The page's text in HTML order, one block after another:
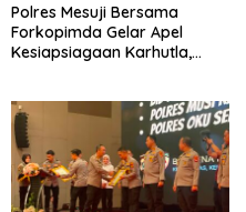
Polres Mesuji Bersama
Forkopimda Gelar Apel
Kesiapsiagaan Karhutla,